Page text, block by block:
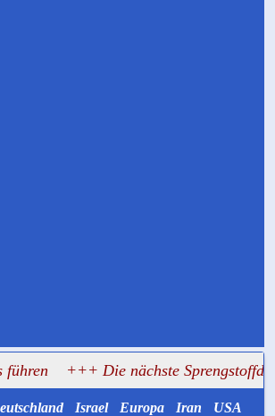
Die nächste Sprengstoffdrohne
Israel Europa Iran
USA